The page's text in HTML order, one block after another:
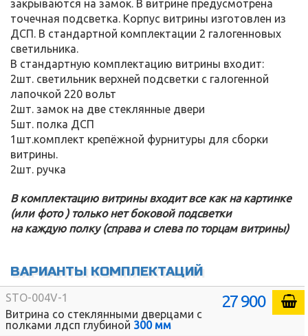
закрываются на замок. В витрине предусмотрена
точечная подсветка. Корпус витрины изготовлен из
ДСП. В стандартной комплектации 2 галогенновых
светильника.
В стандартную комплектацию витрины входит:
2шт. светильник верхней подсветки с галогенной
лапочкой 220 вольт
2шт. замок на две стеклянные двери
5шт. полка ДСП
1шт.комплект крепёжной фурнитуры для сборки
витрины.
2шт. ручка
В комплектацию витрины входит все как на картинке
(или фото ) только нет боковой подсветки
на каждую полку (справа и слева по торцам витрины)
ВАРИАНТЫ КОМПЛЕКТАЦИЙ
STO-004V-1
Витрина со стеклянными дверцами с
полками лдсп глубиной 300 мм
27 900